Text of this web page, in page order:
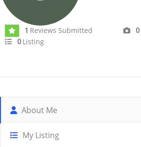
1 Reviews Submitted 0
0 Listing
About Me
My Listing